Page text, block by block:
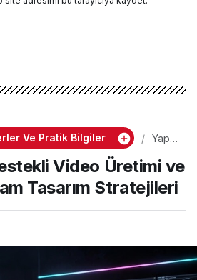
Ve Pratik Bilgiler
Yapa
Zeka
Dest
ekli
o
Otom
atik
Rekla
Video Üretimi ve
Tasarım Stratejileri